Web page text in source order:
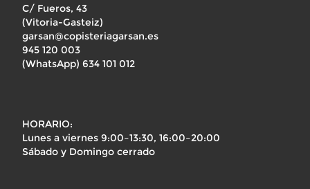
C/ Fueros, 43
(Vitoria-Gasteiz)
garsan@copisteriagarsan.es
945 120 003
(WhatsApp) 634 101 012
HORARIO:
Lunes a viernes 9:00–13:30, 16:00–20:00
Sábado y Domingo cerrado